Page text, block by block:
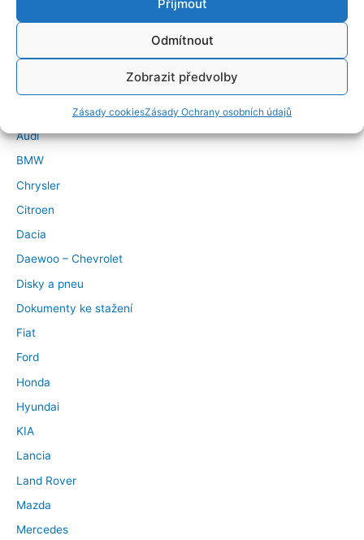
Příjmout
Odmítnout
Zobrazit předvolby
Zásady cookiesZásady Ochrany osobních údajů
Značky vozidel
Alfa Romeo
Audi
BMW
Chrysler
Citroen
Dacia
Daewoo – Chevrolet
Disky a pneu
Dokumenty ke stažení
Fiat
Ford
Honda
Hyundai
KIA
Lancia
Land Rover
Mazda
Mercedes